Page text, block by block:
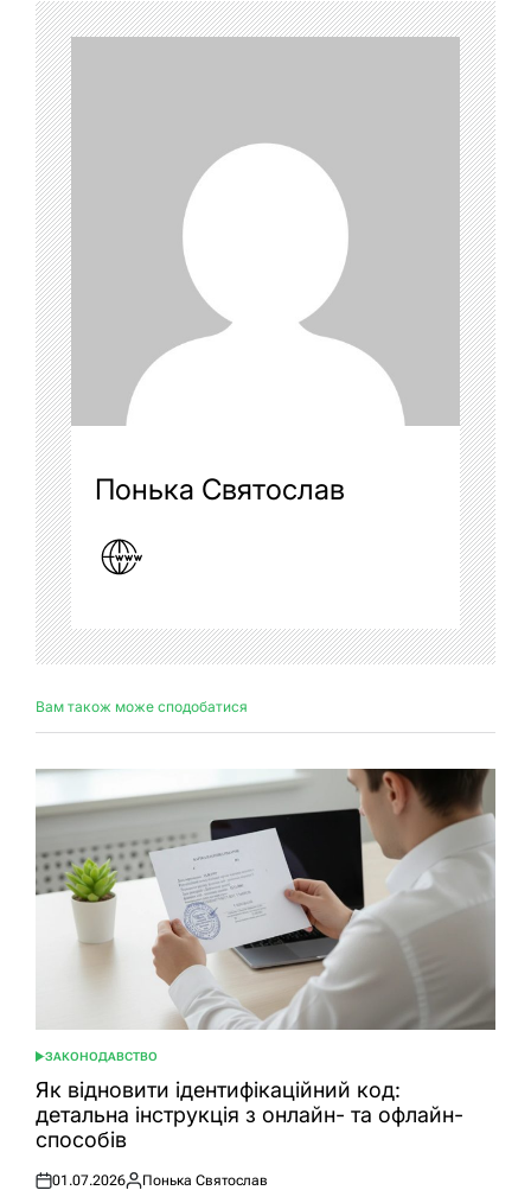
Понька Святослав
Вам також може сподобатися
ОПУБЛІКУВАТИ
У
ЗАКОНОДАВСТВО
Як відновити ідентифікаційний код:
детальна інструкція з онлайн- та офлайн-
способів
Оприлюднено
01.07.2026
Опубліковано
Понька Святослав